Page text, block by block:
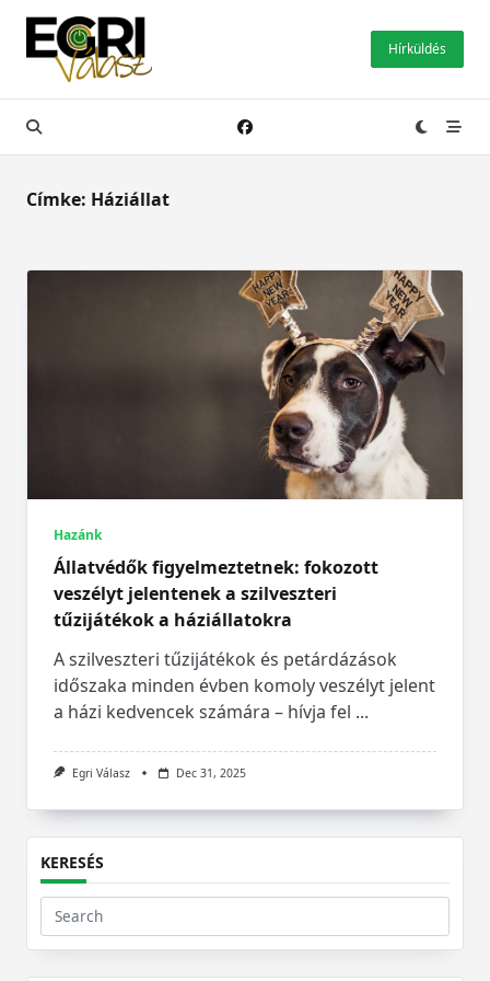
Skip
content
Hírküldés
Címke: Háziállat
Hazánk
Állatvédők figyelmeztetnek: fokozott
veszélyt jelentenek a szilveszteri
tűzijátékok a háziállatokra
A szilveszteri tűzijátékok és petárdázások
időszaka minden évben komoly veszélyt jelent
a házi kedvencek számára – hívja fel ...
Egri Válasz Dec 31, 2025
KERESÉS
Search
for: